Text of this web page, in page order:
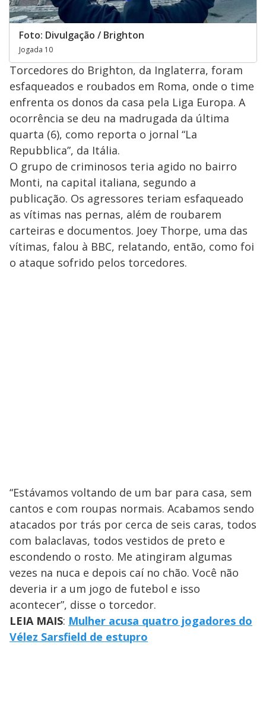
Foto: Divulgação / Brighton
Jogada 10
Torcedores do Brighton, da Inglaterra, foram
esfaqueados e roubados em Roma, onde o time
enfrenta os donos da casa pela Liga Europa. A
ocorrência se deu na madrugada da última
quarta (6), como reporta o jornal “La
Repubblica”, da Itália.
O grupo de criminosos teria agido no bairro
Monti, na capital italiana, segundo a
publicação. Os agressores teriam esfaqueado
as vítimas nas pernas, além de roubarem
carteiras e documentos. Joey Thorpe, uma das
vítimas, falou à BBC, relatando, então, como foi
o ataque sofrido pelos torcedores.
“Estávamos voltando de um bar para casa, sem
cantos e com roupas normais. Acabamos sendo
atacados por trás por cerca de seis caras, todos
com balaclavas, todos vestidos de preto e
escondendo o rosto. Me atingiram algumas
vezes na nuca e depois caí no chão. Você não
deveria ir a um jogo de futebol e isso
acontecer”, disse o torcedor.
LEIA MAIS: Mulher acusa quatro jogadores do
Vélez Sarsfield de estupro